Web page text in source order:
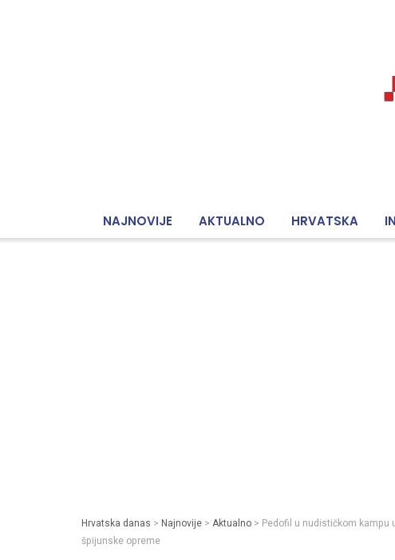
NAJNOVIJE AKTUALNO HRVATSKA
Hrvatska danas > Najnovije > Aktualno > Pedofil u nudističkom kampu
špijunske opreme